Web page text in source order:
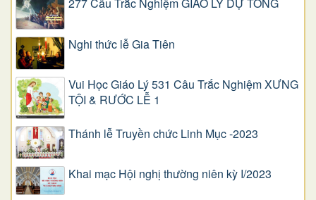
Nghi thức lễ Gia Tiên
Vui Học Giáo Lý 531 Câu Trắc Nghiệm XƯNG
TỘI & RƯỚC LỄ 1
Thánh lễ Truyền chức Linh Mục -2023
Khai mạc Hội nghị thường niên kỳ I/2023